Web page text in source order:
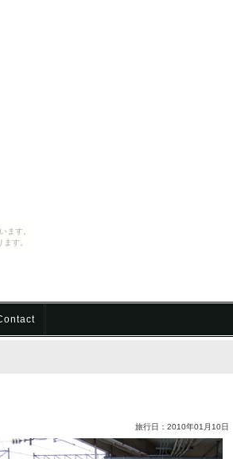
ます。
す。
旅行日：2010年01月10日